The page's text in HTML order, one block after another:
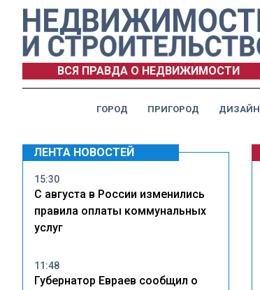
ВСЯ ПРАВДА О НЕДВИЖИМОСТИ
ГОРОД ПРИГОРОД ДИЗАЙН
ЛЕНТА НОВОСТЕЙ
15:30
С августа в России изменились
правила оплаты коммунальных
услуг
11:48
Губернатор Евраев сообщил о